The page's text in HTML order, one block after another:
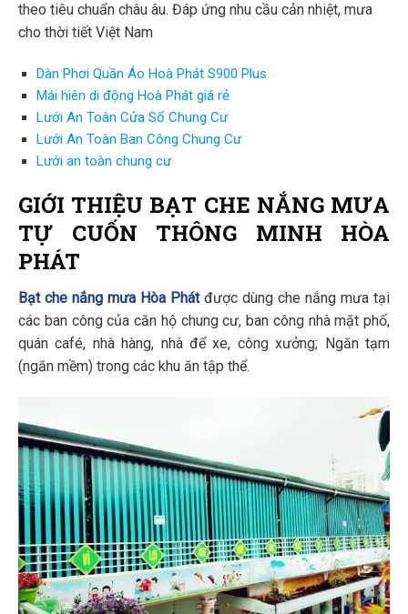
theo tiêu chuẩn châu âu. Đáp ứng nhu cầu cản nhiệt, mưa
cho thời tiết Việt Nam
Dàn Phơi Quần Áo Hoà Phát S900 Plus
Mái hiên di động Hoà Phát giá rẻ
Lưới An Toàn Cửa Sổ Chung Cư
Lưới An Toàn Ban Công Chung Cư
Lưới an toàn chung cư
GIỚI THIỆU BẠT CHE NẮNG MƯA
TỰ CUỐN THÔNG MINH HÒA
PHÁT
Bạt che nắng mưa Hòa Phátđược dùng che nắng mưa tại
các ban công của căn hộ chung cư, ban công nhà mặt phố,
quán café, nhà hàng, nhà để xe, công xưởng; Ngăn tạm
(ngăn mềm) trong các khu ăn tập thể.